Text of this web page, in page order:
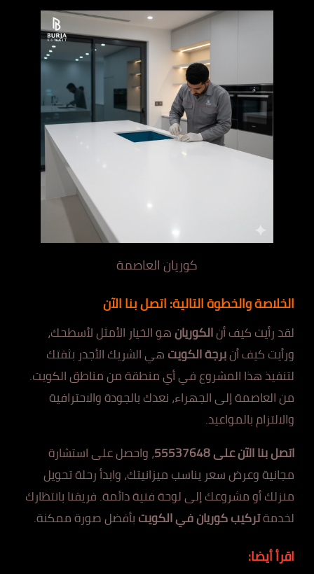
كوريان العاصمة
الخلاصة والخطوة التالية: اتصل بنا الآن
لقد رأيت كيف أنالكوريانهو الخيار الأمثل لأسطحك،
ورأيت كيف أنبرجة الكويتهي الشريك الأجدر بثقتك
لتنفيذ هذا المشروع في أي منطقة من مناطق الكويت.
من العاصمة إلى الجهراء، نعدك بالجودة والاحترافية
والالتزام بالمواعيد.
اتصل بنا الآن على 55537648
، واحصل على استشارة
مجانية وعرض سعر يناسب ميزانيتك، وابدأ رحلة تحويل
منزلك أو مشروعك إلى لوحة فنية دائمة. فريقنا بانتظارك
لخدمةتركيب كوريان في الكويتبأفضل صورة ممكنة.
اقرأ أيضا: